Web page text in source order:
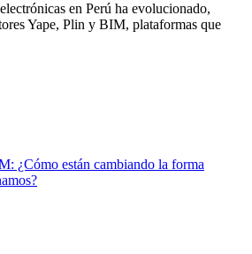
en Perú ha evolucionado,
Yape, Plin y BIM, plataformas que